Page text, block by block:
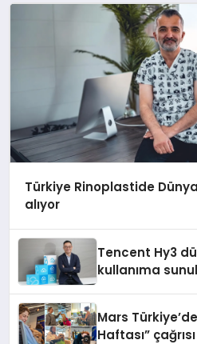
Türkiye Rinoplastide
alıyor
Tencent Hy3
kullanıma
Mars
Haftası” çağrısı